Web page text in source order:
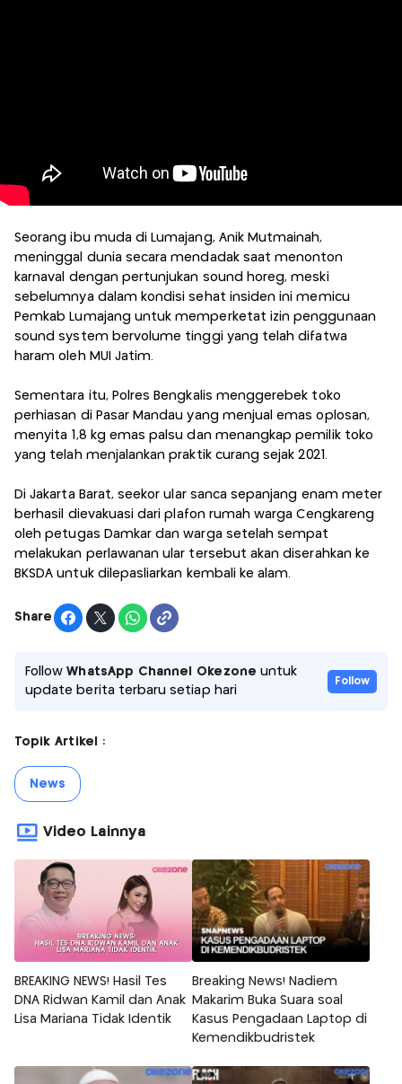
Seorang ibu muda di Lumajang, Anik Mutmainah,
meninggal dunia secara mendadak saat menonton
karnaval dengan pertunjukan sound horeg, meski
sebelumnya dalam kondisi sehat insiden ini memicu
Pemkab Lumajang untuk memperketat izin penggunaan
sound system bervolume tinggi yang telah difatwa
haram oleh MUI Jatim.
Sementara itu, Polres Bengkalis menggerebek toko
perhiasan di Pasar Mandau yang menjual emas oplosan,
menyita 1,8 kg emas palsu dan menangkap pemilik toko
yang telah menjalankan praktik curang sejak 2021.
Di Jakarta Barat, seekor ular sanca sepanjang enam meter
berhasil dievakuasi dari plafon rumah warga Cengkareng
oleh petugas Damkar dan warga setelah sempat
melakukan perlawanan ular tersebut akan diserahkan ke
BKSDA untuk dilepasliarkan kembali ke alam.
Share
FollowWhatsApp Channel Okezone untuk
update berita terbaru setiap hari
Follow
Topik Artikel :
News
Video Lainnya
BREAKING NEWS! Hasil Tes
DNA Ridwan Kamil dan Anak
Lisa Mariana Tidak Identik
Breaking News! Nadiem
Makarim Buka Suara soal
Kasus Pengadaan Laptop di
Kemendikbudristek